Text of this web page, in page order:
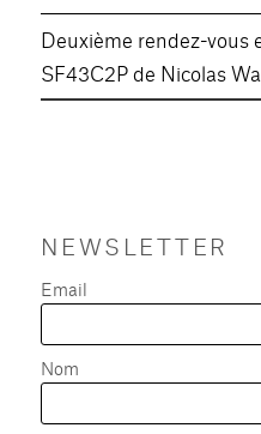
Deuxième rendez-vous
SF43C2P de Nicolas
NEWSLETTER
Email
Nom